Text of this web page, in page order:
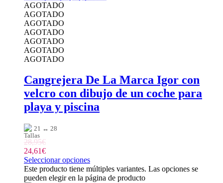
AGOTADO
AGOTADO
AGOTADO
AGOTADO
AGOTADO
AGOTADO
AGOTADO
Cangrejera De La Marca Igor con
velcro con dibujo de un coche para
playa y piscina
21 ↔ 28
28,95€
24,61€
Seleccionar opciones
Este producto tiene múltiples variantes. Las opciones se
pueden elegir en la página de producto